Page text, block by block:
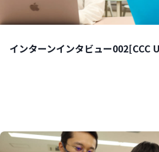
インターンインタビュー002[CCC